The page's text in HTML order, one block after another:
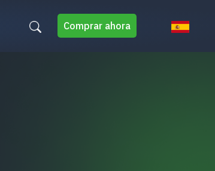
Comprar ahora